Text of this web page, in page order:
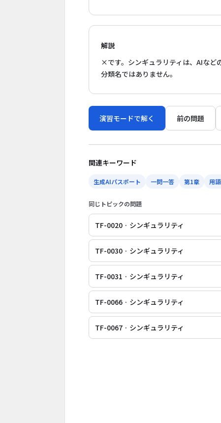
解説
×です。シンギュラリティは、AIなど
分類名ではありません。
演習モードで解く 前の問題
関連キーワード
生成AIパスポート 一問一答 第1章 用
同じトピックの問題
TF-0020 · シンギュラリティ
TF-0030 · シンギュラリティ
TF-0031 · シンギュラリティ
TF-0066 · シンギュラリティ
TF-0067 · シンギュラリティ